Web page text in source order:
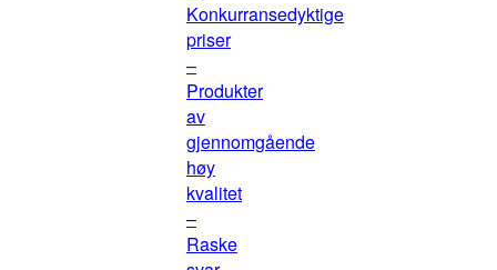
Konkurransedyktige
priser
–
Produkter
av
gjennomgående
høy
kvalitet
–
Raske